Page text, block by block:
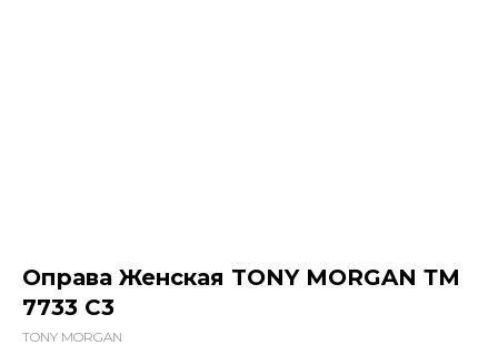
Оправа Женская TONY MORGAN ТМ
7733 C3
TONY MORGAN